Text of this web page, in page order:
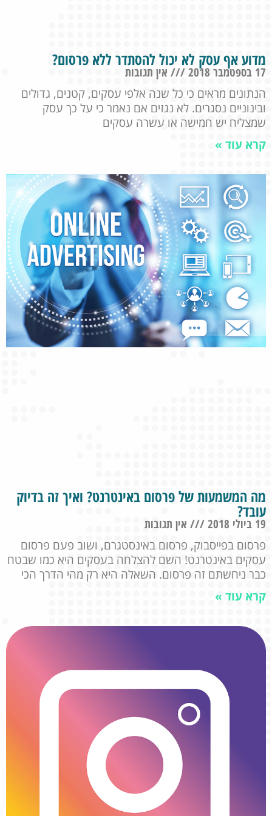
מדוע אף עסק לא יכול להסתדר ללא פרסום?
17 בספטמבר 2018
אין תגובות
הנתונים מראים כי כל שנה אלפי עסקים, קטנים, גדולים
ובינוניים נסגרים. לא נגזים אם נאמר כי על כך עסק
שמצליח יש חמישה או עשרה עסקים
קרא עוד »
מה המשמעות של פרסום באינטרנט? ואיך זה בדיוק
עובד?
19 ביולי 2018
אין תגובות
פרסום בפייסבוק, פרסום באינסטגרם, ושוב פעם פרסום
עסקים באינטרנט! השם להצלחה בעסקים היא כמו שבטח
כבר ניחשתם זה פרסום. השאלה היא רק מהי הדרך הכי
קרא עוד »